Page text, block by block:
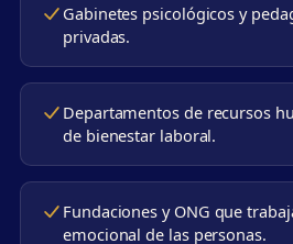
Gabinetes psicológicos y
privadas.
Departamentos de recursos
de bienestar laboral.
Fundaciones y ONG que
emocional de las personas.